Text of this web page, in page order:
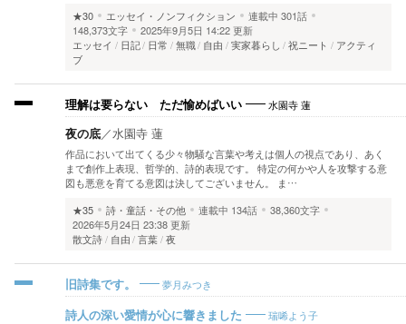
★30
エッセイ・ノンフィクション 連載中 301話
148,373文字
2025年9月5日 14:22 更新
エッセイ
日記 日常 無職 自由 実家暮らし 祝ニート
アクティ
ブ
理解は要らない ただ愉めばいい 水園寺 蓮
夜の底／水園寺 蓮
作品において出てくる少々物騒な言葉や考えは個人の視点であり、あく
まで創作上表現、哲学的、詩的表現です。 特定の何かや人を攻撃する意
図も悪意を育てる意図は決してございません。 ま…
★35
詩・童話・その他 連載中 134話
38,360文字
2026年5月24日 23:38 更新
散文詩
自由 言葉 夜
旧詩集です。 夢月みつき
詩人の深い愛情が心に響きました 瑞唏よう子